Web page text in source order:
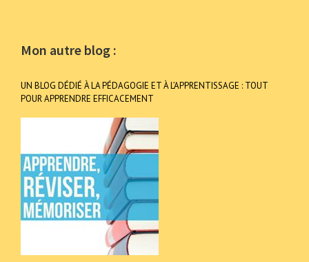
Mon autre blog :
UN BLOG DÉDIÉ À LA PÉDAGOGIE ET À L’APPRENTISSAGE : TOUT
POUR APPRENDRE EFFICACEMENT